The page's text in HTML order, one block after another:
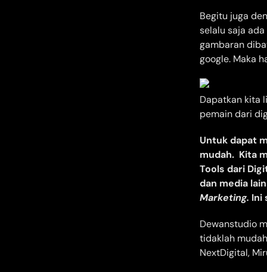
Begitu juga
selalu saja
gambaran
google. Maka
Dapatkan kita
pemain dari
Untuk dapat
mudah. Kita
Tools dari
dan media
Marketing. Ini
Dewanstudio
tidaklah
NextDigital,